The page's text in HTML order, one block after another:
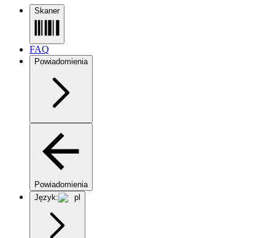
Skaner
FAQ
Powiadomienia
Powiadomienia
Język:
pl